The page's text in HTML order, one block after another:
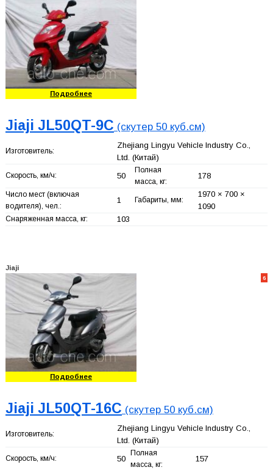
Подробнее
Jiaji JL50QT-9C (скутер 50 куб.см)
Изготовитель:
Zhejiang Lingyu Vehicle Industry Co.,
Ltd. (Китай)
Скорость, км/ч: 50
Полная
масса, кг:
178
Число мест (включая
водителя), чел.:
1 Габариты, мм:
1970 × 700 ×
1090
Снаряженная масса, кг: 103
Jiaji
6
Подробнее
Jiaji JL50QT-16C (скутер 50 куб.см)
Изготовитель:
Zhejiang Lingyu Vehicle Industry Co.,
Ltd. (Китай)
Скорость, км/ч: 50
Полная
масса, кг:
157